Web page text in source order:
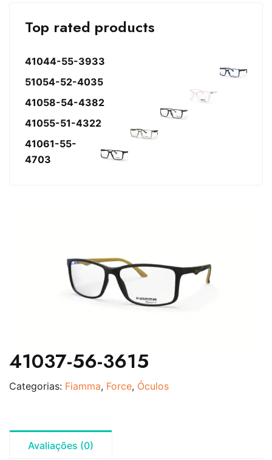
Top rated products
41044-55-3933
51054-52-4035
41058-54-4382
41055-51-4322
41061-55-
4703
41037-56-3615
Categorias: Fiamma, Force, Óculos
Avaliações (0)